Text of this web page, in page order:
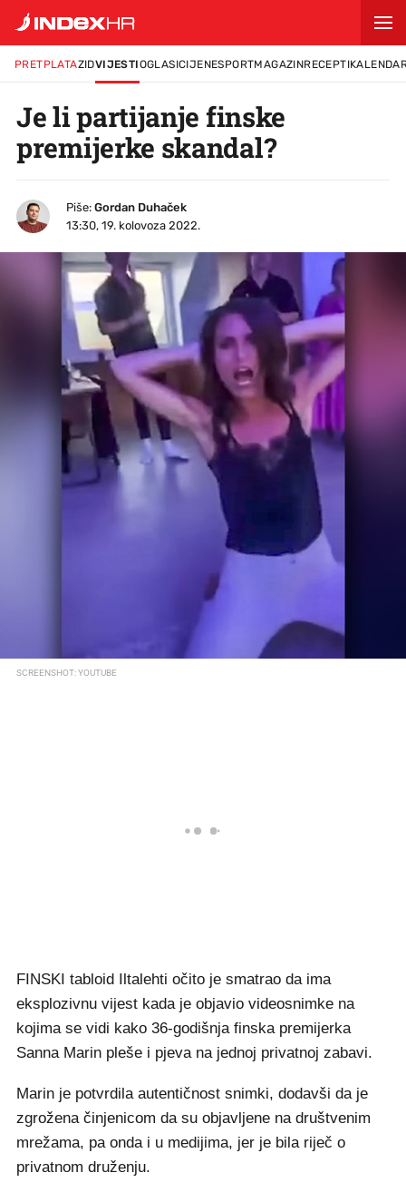
PRETPLATAZIDVIJESTIOGLASICIJENESPORTMAGAZINRECEPTI
Je li partijanje finske
premijerke skandal?
Piše: Gordan Duhaček
13:30, 19. kolovoza 2022.
SCREENSHOT: YOUTUBE
FINSKI tabloid Iltalehti očito je smatrao da ima
eksplozivnu vijest kada je objavio videosnimke na
kojima se vidi kako 36-godišnja finska premijerka
Sanna Marin pleše i pjeva na jednoj privatnoj zabavi.
Marin je potvrdila autentičnost snimki, dodavši da je
zgrožena činjenicom da su objavljene na društvenim
mrežama, pa onda i u medijima, jer je bila riječ o
privatnom druženju.